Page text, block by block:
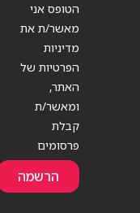
הטופס אני
מאשר/ת את
מדיניות
הפרטיות של
האתר,
ומאשר/ת
קבלת
פרסומים
הרשמה